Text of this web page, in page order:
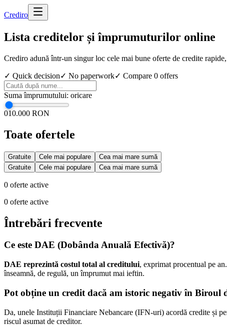
Crediro
Lista creditelor și împrumuturilor online
Crediro adună într-un singur loc cele mai bune oferte de credite
✓ Quick decision✓ No paperwork✓ Compare 0 offers
Suma împrumutului: oricare
010.000 RON
Toate ofertele
Gratuite Cele mai populare
Cea mai mare sumă
Gratuite
Cele mai populare Cea mai mare sumă
0 oferte active
0 oferte active
Întrebări frecvente
Ce este DAE (Dobânda Anuală Efectivă)?
DAE reprezintă costul total al creditului, exprimat procentual pe
înseamnă, de regulă, un împrumut mai ieftin.
Pot obține un credit dacă am istoric negativ în Biroul
Da, unele Instituții Financiare Nebancare (IFN-uri) acordă credite și
riscul asumat de creditor.